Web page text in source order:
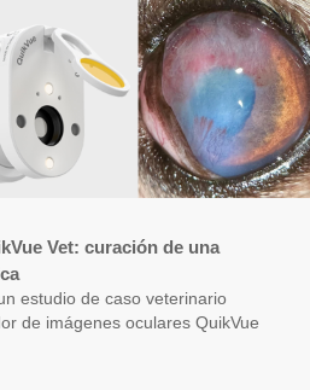
Vet: curación de una
estudio de caso veterinario
de imágenes oculares QuikVue